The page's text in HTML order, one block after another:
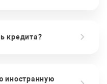
кредита?
иностранную